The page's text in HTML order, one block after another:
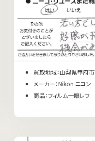
買取地域：山梨県甲府市
メーカー：Nikon ニコン
商品：フィルム一眼レフ